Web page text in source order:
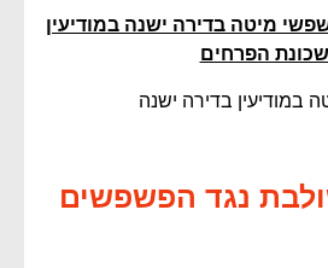
מיטה בדירה ישנה במודיעין
הפרחים
נגד הפשפשים